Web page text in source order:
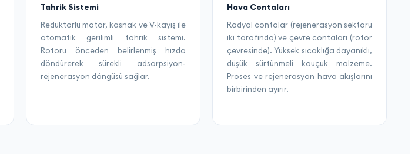
Tahrik Sistemi
Redüktörlü motor, kasnak ve V-kayış ile
otomatik gerilimli tahrik sistemi.
Rotoru önceden belirlenmiş hızda
döndürerek sürekli adsorpsiyon-
rejenerasyon döngüsü sağlar.
Hava Contaları
Radyal contalar (rejenerasyon sektörü
iki tarafında) ve çevre contaları (rotor
çevresinde). Yüksek sıcaklığa dayanıklı,
düşük sürtünmeli kauçuk malzeme.
Proses ve rejenerasyon hava akışlarını
birbirinden ayırır.